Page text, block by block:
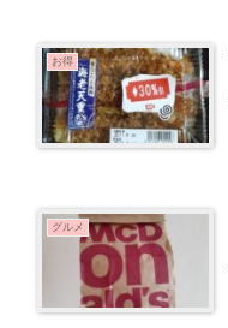
お得
グルメ